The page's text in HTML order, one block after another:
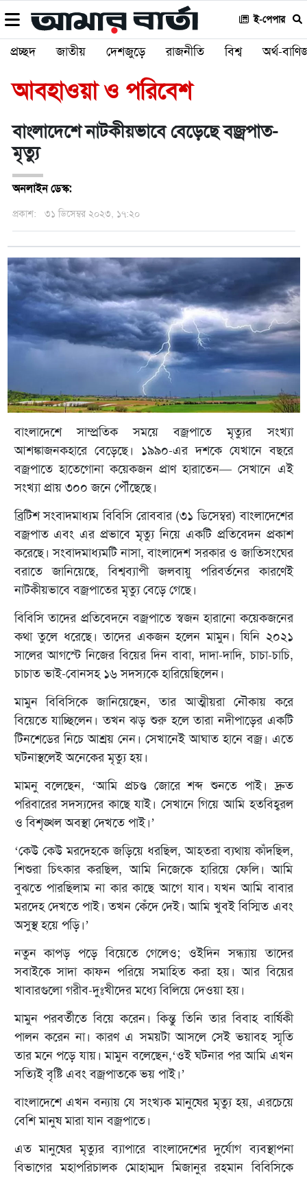
ই-পেপার
প্রচ্ছদ জাতীয় দেশজুড়ে রাজনীতি বিশ্ব অর্থ-
আবহাওয়া ও পরিবেশ
বাংলাদেশে নাটকীয়ভাবে বেড়েছে বজ্রপাত-
মৃত্যু
অনলাইন ডেস্ক:
প্রকাশ: ৩১ ডিসেম্বর ২০২৩, ১৭:২০
বাংলাদেশে সাম্প্রতিক সময়ে বজ্রপাতে মৃত্যুর সংখ্যা
আশঙ্কাজনকহারে বেড়েছে। ১৯৯০-এর দশকে যেখানে বছরে
বজ্রপাতে হাতেগোনা কয়েকজন প্রাণ হারাতেন— সেখানে এই
সংখ্যা প্রায় ৩০০ জনে পৌঁছেছে।
ব্রিটিশ সংবাদমাধ্যম বিবিসি রোববার (৩১ ডিসেম্বর) বাংলাদেশের
বজ্রপাত এবং এর প্রভাবে মৃত্যু নিয়ে একটি প্রতিবেদন প্রকাশ
করেছে। সংবাদমাধ্যমটি নাসা, বাংলাদেশ সরকার ও জাতিসংঘের
বরাতে জানিয়েছে, বিশ্বব্যাপী জলবায়ু পরিবর্তনের কারণেই
নাটকীয়ভাবে বজ্রপাতের মৃত্যু বেড়ে গেছে।
বিবিসি তাদের প্রতিবেদনে বজ্রপাতে স্বজন হারানো কয়েকজনের
কথা তুলে ধরেছে। তাদের একজন হলেন মামুন। যিনি ২০২১
সালের আগস্টে নিজের বিয়ের দিন বাবা, দাদা-দাদি, চাচা-চাচি,
চাচাত ভাই-বোনসহ ১৬ সদস্যকে হারিয়েছিলেন।
মামুন বিবিসিকে জানিয়েছেন, তার আত্মীয়রা নৌকায় করে
বিয়েতে যাচ্ছিলেন। তখন ঝড় শুরু হলে তারা নদীপাড়ের একটি
টিনশেডের নিচে আশ্রয় নেন। সেখানেই আঘাত হানে বজ্র। এতে
ঘটনাস্থলেই অনেকের মৃত্যু হয়।
মামনু বলেছেন, ‘আমি প্রচণ্ড জোরে শব্দ শুনতে পাই। দ্রুত
পরিবারের সদস্যদের কাছে যাই। সেখানে গিয়ে আমি হতবিহ্বরল
ও বিশৃঙ্খল অবস্থা দেখতে পাই।’
‘কেউ কেউ মরদেহকে জড়িয়ে ধরছিল, আহতরা ব্যথায় কাঁদছিল,
শিশুরা চিৎকার করছিল, আমি নিজেকে হারিয়ে ফেলি। আমি
বুঝতে পারছিলাম না কার কাছে আগে যাব। যখন আমি বাবার
মরদেহ দেখতে পাই। তখন কেঁদে দেই। আমি খুবই বিস্মিত এবং
অসুস্থ হয়ে পড়ি।’
নতুন কাপড় পড়ে বিয়েতে গেলেও; ওইদিন সন্ধ্যায় তাদের
সবাইকে সাদা কাফন পরিয়ে সমাহিত করা হয়। আর বিয়ের
খাবারগুলো গরীব-দুঃখীদের মধ্যে বিলিয়ে দেওয়া হয়।
মামুন পরবর্তীতে বিয়ে করেন। কিন্তু তিনি তার বিবাহ বার্ষিকী
পালন করেন না। কারণ এ সময়টা আসলে সেই ভয়াবহ স্মৃতি
তার মনে পড়ে যায়। মামুন বলেছেন,‘ওই ঘটনার পর আমি এখন
সত্যিই বৃষ্টি এবং বজ্রপাতকে ভয় পাই।’
বাংলাদেশে এখন বন্যায় যে সংখ্যক মানুষের মৃত্যু হয়, এরচেয়ে
বেশি মানুষ মারা যান বজ্রপাতে।
এত মানুষের মৃত্যুর ব্যাপারে বাংলাদেশের দুর্যোগ ব্যবস্থাপনা
বিভাগের মহাপরিচালক মোহাম্মদ মিজানুর রহমান বিবিসিকে